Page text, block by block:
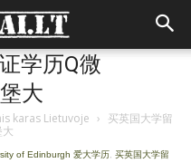
学历Q微
大
karas Lietuvoje › 买英国大学留
of Edinburgh 爱大学历 买英国大学留